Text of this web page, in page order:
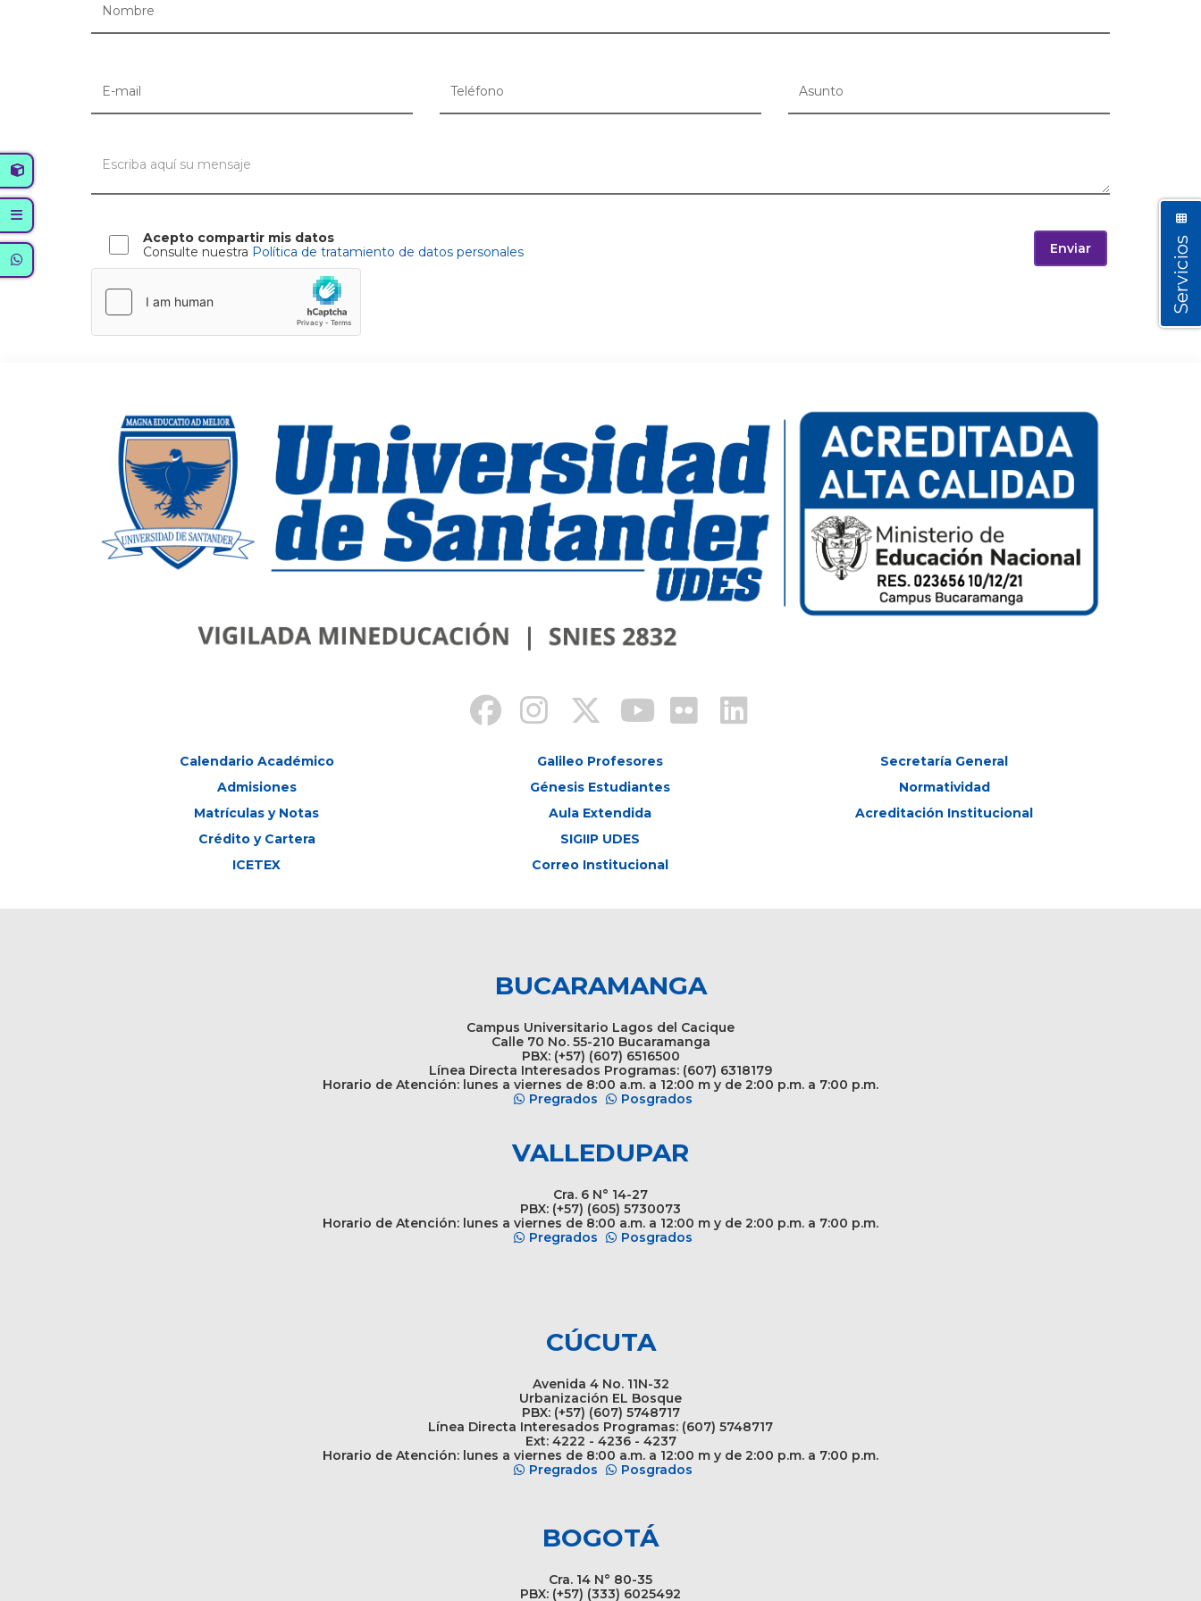
Acepto compartir mis datos
Consulte nuestra Política de tratamiento de datos personales Enviar
Calendario Académico
Admisiones
Matrículas y Notas
Crédito y Cartera
ICETEX
Galileo Profesores
Génesis Estudiantes
Aula Extendida
SIGIIP UDES
Correo Institucional
Secretaría General
Normatividad
Acreditación Institucional
BUCARAMANGA
Campus Universitario Lagos del Cacique
Calle 70 No. 55-210 Bucaramanga
PBX: (+57) (607) 6516500
Línea Directa Interesados Programas: (607) 6318179
Horario de Atención: lunes a viernes de 8:00 a.m. a 12:00 m y de 2:00 p.m. a 7:00 p.m.
Pregrados
Posgrados
VALLEDUPAR
Cra. 6 N° 14-27
PBX: (+57) (605) 5730073
Horario de Atención: lunes a viernes de 8:00 a.m. a 12:00 m y de 2:00 p.m. a 7:00 p.m.
Pregrados
Posgrados
CÚCUTA
Avenida 4 No. 11N-32
Urbanización EL Bosque
PBX: (+57) (607) 5748717
Línea Directa Interesados Programas: (607) 5748717
Ext: 4222 - 4236 - 4237
Horario de Atención: lunes a viernes de 8:00 a.m. a 12:00 m y de 2:00 p.m. a 7:00 p.m.
Pregrados
Posgrados
BOGOTÁ
Cra. 14 N° 80-35
PBX: (+57) (333) 6025492
Servicios